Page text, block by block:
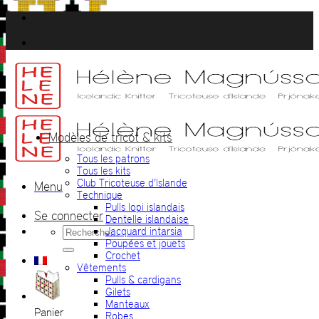
Passer
au
contenu
Menu
Se connecter
Recherche
pour :
Panier
Modèles de tricot & kits
Tous les patrons
Tous les kits
Club Tricoteuse d’Islande
Technique
Pulls lopi islandais
Dentelle islandaise
Jacquard intarsia
Poupées et jouets
Crochet
Vêtements
Pulls & cardigans
Gilets
Manteaux
Robes